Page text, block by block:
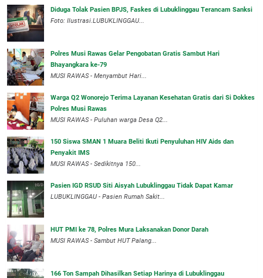
Diduga Tolak Pasien BPJS, Faskes di Lubuklinggau Terancam Sanksi
Foto: Ilustrasi.LUBUKLINGGAU...
Polres Musi Rawas Gelar Pengobatan Gratis Sambut Hari
Bhayangkara ke-79
MUSI RAWAS - Menyambut Hari...
Warga Q2 Wonorejo Terima Layanan Kesehatan Gratis dari Si Dokkes
Polres Musi Rawas
MUSI RAWAS - Puluhan warga Desa Q2...
150 Siswa SMAN 1 Muara Beliti Ikuti Penyuluhan HIV Aids dan
Penyakit IMS
MUSI RAWAS - Sedikitnya 150...
Pasien IGD RSUD Siti Aisyah Lubuklinggau Tidak Dapat Kamar
LUBUKLINGGAU - Pasien Rumah Sakit...
HUT PMI ke 78, Polres Mura Laksanakan Donor Darah
MUSI RAWAS - Sambut HUT Palang...
166 Ton Sampah Dihasilkan Setiap Harinya di Lubuklinggau